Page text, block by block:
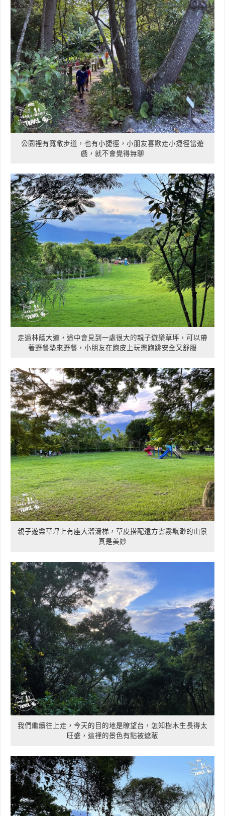
公園裡有寬敞步道，也有小捷徑，小朋友喜歡走小捷徑當遊
戲，就不會覺得無聊
走過林蔭大道，途中會見到一處很大的親子遊樂草坪，可以帶
著野餐墊來野餐，小朋友在跑皮上玩樂跑跳安全又舒服
親子遊樂草坪上有座大溜滑梯，草皮搭配遠方雲霧飄渺的山景
真是美妙
我們繼續往上走，今天的目的地是瞭望台，怎知樹木生長得太
旺盛，這裡的景色有點被遮蔽